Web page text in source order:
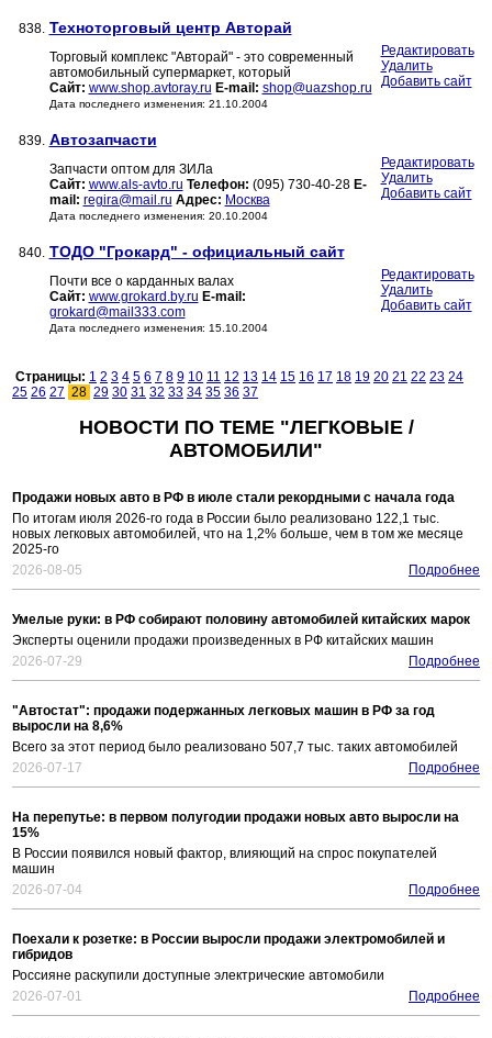
838. Техноторговый центр Авторай
Торговый комплекс "Авторай" - это современный
автомобильный супермаркет, который
Сайт: www.shop.avtoray.ru E-mail: shop@uazshop.ru
Дата последнего изменения: 21.10.2004
Редактировать
Удалить
Добавить сайт
839. Автозапчасти
Запчасти оптом для ЗИЛа
Сайт: www.als-avto.ru Телефон: (095) 730-40-28 E-
mail: regira@mail.ru Адрес: Москва
Дата последнего изменения: 20.10.2004
Редактировать
Удалить
Добавить сайт
840. ТОДО "Грокард" - официальный сайт
Почти все о карданных валах
Сайт: www.grokard.by.ru E-mail:
grokard@mail333.com
Дата последнего изменения: 15.10.2004
Редактировать
Удалить
Добавить сайт
Страницы: 1 2 3 4 5 6 7 8 9 10 11 12 13 14 15 16 17 18 19 20 21 22 23 24
25 26 27 28 29 30 31 32 33 34 35 36 37
НОВОСТИ ПО ТЕМЕ "ЛЕГКОВЫЕ /
АВТОМОБИЛИ"
Продажи новых авто в РФ в июле стали рекордными с начала года
По итогам июля 2026-го года в России было реализовано 122,1 тыс.
новых легковых автомобилей, что на 1,2% больше, чем в том же месяце
2025-го
2026-08-05
Подробнее
Умелые руки: в РФ собирают половину автомобилей китайских марок
Эксперты оценили продажи произведенных в РФ китайских машин
2026-07-29
Подробнее
"Автостат": продажи подержанных легковых машин в РФ за год
выросли на 8,6%
Всего за этот период было реализовано 507,7 тыс. таких автомобилей
2026-07-17
Подробнее
На перепутье: в первом полугодии продажи новых авто выросли на
15%
В России появился новый фактор, влияющий на спрос покупателей
машин
2026-07-04
Подробнее
Поехали к розетке: в России выросли продажи электромобилей и
гибридов
Россияне раскупили доступные электрические автомобили
2026-07-01
Подробнее